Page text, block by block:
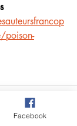
poison-
Facebook